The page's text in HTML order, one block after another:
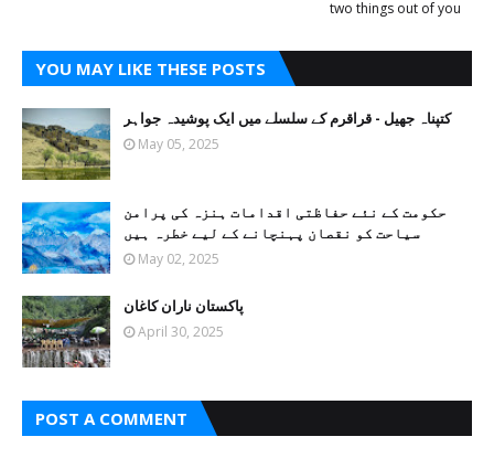
two things out of you
YOU MAY LIKE THESE POSTS
کتپناہ جھیل - قراقرم کے سلسلے میں ایک پوشیدہ جواہر
May 05, 2025
حکومت کے نئے حفاظتی اقدامات ہنزہ کی پرامن
سیاحت کو نقصان پہنچانے کے لیے خطرہ ہیں
May 02, 2025
پاکستان ناران کاغان
April 30, 2025
POST A COMMENT